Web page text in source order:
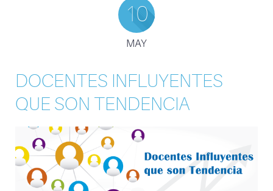
10
MAY
DOCENTES INFLUYENTES
QUE SON TENDENCIA